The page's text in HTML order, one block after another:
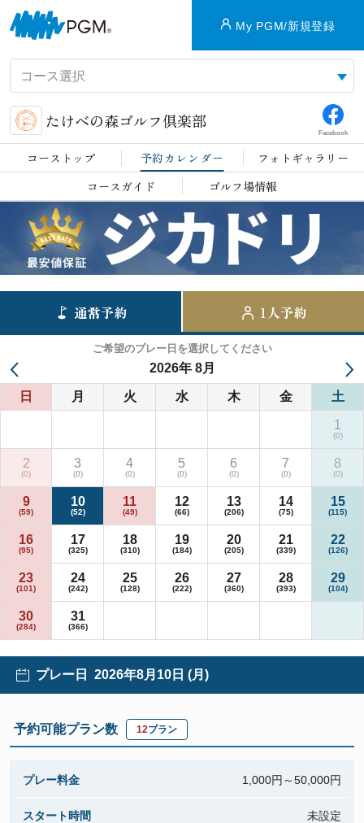
My PGM/新規登録
たけべの森ゴルフ倶楽部
Facebook
コーストップ 予約カレンダー
フォトギャラリー
コースガイド
ゴルフ場情報
通常予約 1人予約
ご希望のプレー日を選択してください
2026年 8月
日 月 火 水 木 金 土
1
2 3 4 5 6 7 8
9 10 11 12 13 14 15
16 17 18 19 20 21 22
23 24 25 26 27 28 29
30 31
プレー日 2026年8月10日 (月)
予約可能プラン数 12プラン
プレー料金 1,000円～50,000円
スタート時間 未設定